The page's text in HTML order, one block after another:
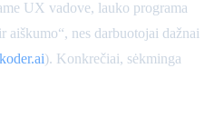
UX vadove, lauko programa
aiškumo“, nes darbuotojai dažnai
koder.ai). Konkrečiai, sėkminga